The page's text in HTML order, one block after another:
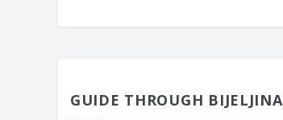
GUIDE THROUGH BIJELJINA